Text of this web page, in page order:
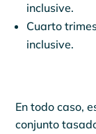
inclusive.
Cuarto
inclusive.
En todo caso,
conjunto